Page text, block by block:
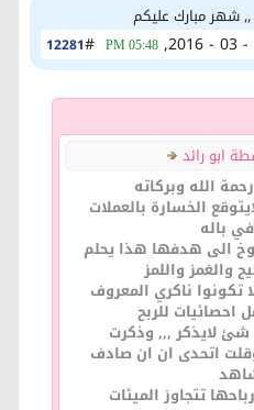
,, شهر مبارك عليكم
12281# 05:48 PM
ابو رائد
الله وبركاته
الخسارة بالعملات
باله
الى هدفها هذا يحلم
والغمز واللمز
ناكري المعروف
احصائيات للربح
لايذكر ,,, وذكرت
اتحدى ان ان صادف
تتجاوز الميئات